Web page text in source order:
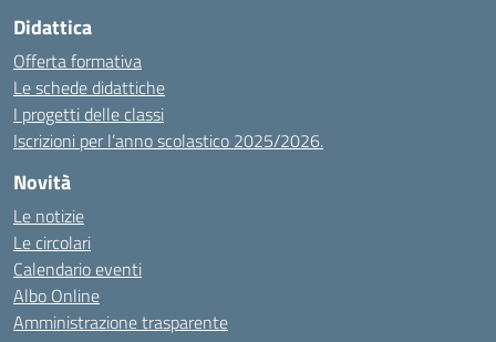
Didattica
Offerta formativa
Le schede didattiche
I progetti delle classi
Iscrizioni per l’anno scolastico 2025/2026.
Novità
Le notizie
Le circolari
Calendario eventi
Albo Online
Amministrazione trasparente